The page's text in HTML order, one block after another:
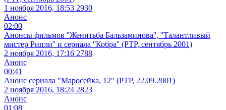
1 ноября 2016, 18:53 2930
Анонс
02:00
Анонсы фильмов ''Женитьба Бальзаминова'', ''Талантливый
мистер Рипли'' и сериала ''Кобра'' (РТР, сентябрь 2001)
2 ноября 2016, 17:16 2788
Анонс
00:41
Анонс сериала "Маросейка, 12" (РТР, 22.09.2001)
2 ноября 2016, 18:24 2823
Анонс
01:08